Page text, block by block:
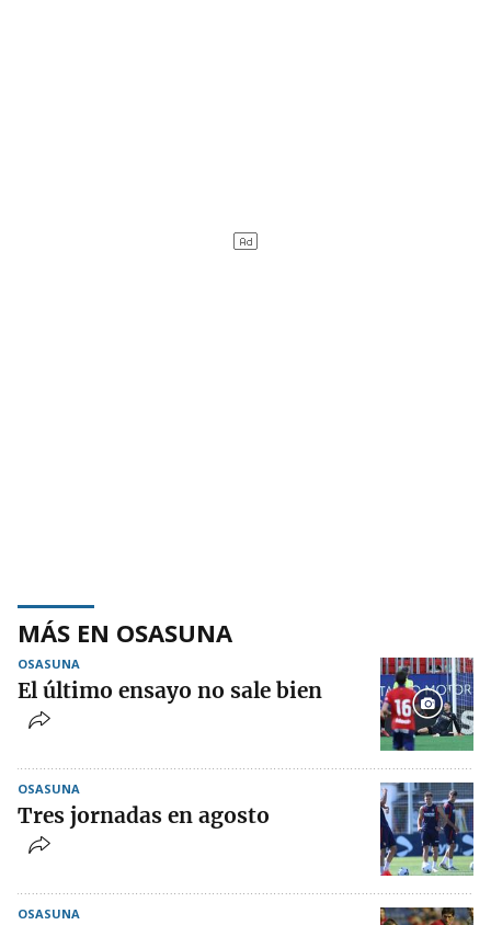
MÁS EN OSASUNA
OSASUNA
El último ensayo no sale bien
OSASUNA
Tres jornadas en agosto
OSASUNA